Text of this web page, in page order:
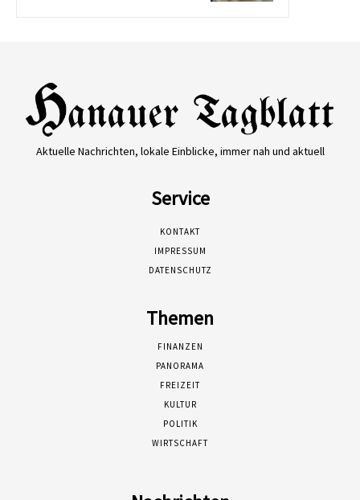
Aktuelle Nachrichten, lokale Einblicke, immer nah und aktuell
Service
KONTAKT
IMPRESSUM
DATENSCHUTZ
Themen
FINANZEN
PANORAMA
FREIZEIT
KULTUR
POLITIK
WIRTSCHAFT